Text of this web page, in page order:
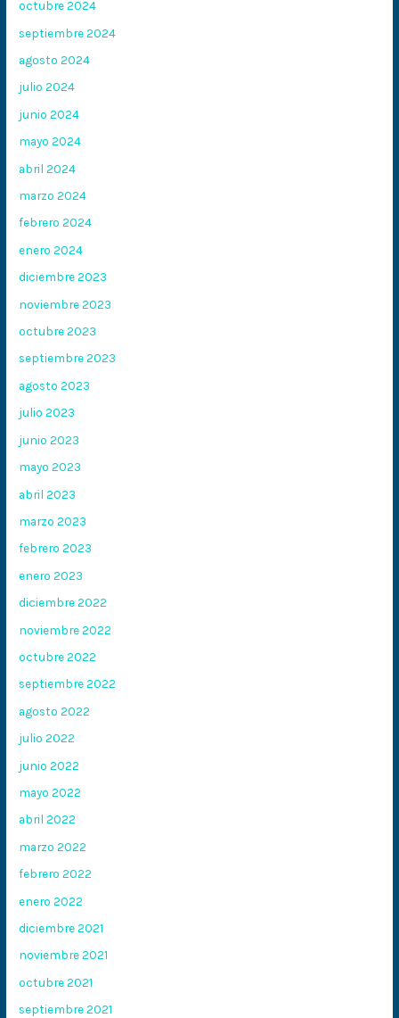
octubre 2024
septiembre 2024
agosto 2024
julio 2024
junio 2024
mayo 2024
abril 2024
marzo 2024
febrero 2024
enero 2024
diciembre 2023
noviembre 2023
octubre 2023
septiembre 2023
agosto 2023
julio 2023
junio 2023
mayo 2023
abril 2023
marzo 2023
febrero 2023
enero 2023
diciembre 2022
noviembre 2022
octubre 2022
septiembre 2022
agosto 2022
julio 2022
junio 2022
mayo 2022
abril 2022
marzo 2022
febrero 2022
enero 2022
diciembre 2021
noviembre 2021
octubre 2021
septiembre 2021